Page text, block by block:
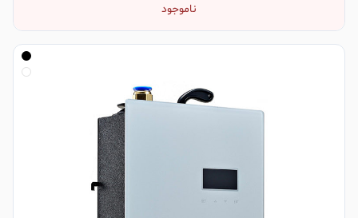
ناموجود